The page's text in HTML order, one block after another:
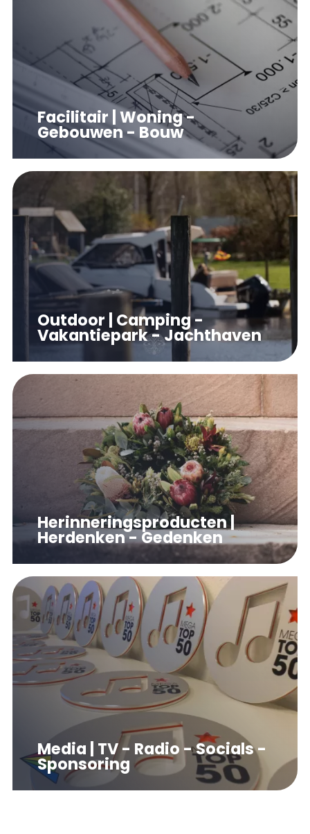
Facilitair | Woning -
Gebouwen - Bouw
Outdoor | Camping -
Vakantiepark - Jachthaven
Herinneringsproducten |
Herdenken - Gedenken
Media | TV - Radio - Socials -
Sponsoring